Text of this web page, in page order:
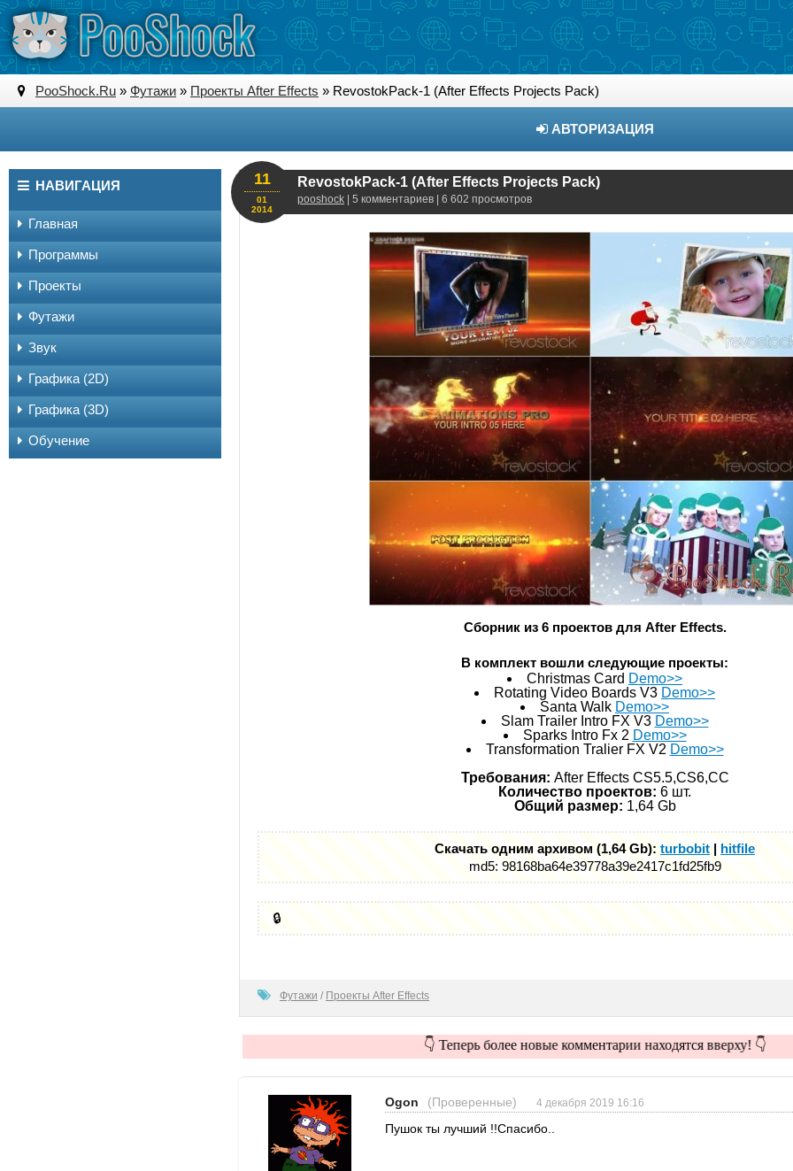
PooShock.Ru » Футажи » Проекты After Effects » RevostokPack-1 (After Effects Projects Pack)
АВТОРИЗАЦИЯ
RevostokPack-1 (After Effects Projects Pack)
pooshock | 5 комментариев | 6 602 просмотров
11
01
2014
Сборник из 6 проектов для After Effects.
В комплект вошли следующие проекты:
Christmas Card Demo>>
Rotating Video Boards V3 Demo>>
Santa Walk Demo>>
Slam Trailer Intro FX V3 Demo>>
Sparks Intro Fx 2 Demo>>
Transformation Tralier FX V2 Demo>>
Требования: After Effects CS5.5,CS6,СС
Количество проектов: 6 шт.
Общий размер: 1,64 Gb
Скачать одним архивом (1,64 Gb): turbobit | hitfile
md5: 98168ba64e39778a39e2417c1fd25fb9
🔒
Футажи / Проекты After Effects
👇 Теперь более новые комментарии находятся вверху! 👇
Ogon (Проверенные) 4 декабря 2019 16:16
Пушок ты лучший !!Спасибо..
НАВИГАЦИЯ
Главная
Программы
Проекты
Футажи
Звук
Графика (2D)
Графика (3D)
Обучение